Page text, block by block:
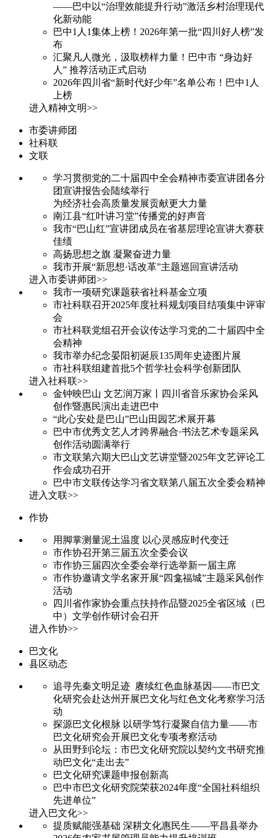
——巴中以“治理效能提升行动”激活乡村治理现代
化新动能
巴中1人1集体上榜！2026年第一批“四川好人榜”发
布
汇聚凡人微光，汲取榜样力量！巴中市 “身边好
人” 推荐活动正式启动
2026年四川省“新时代好少年”名单公布！巴中1人
上榜
进入精神文明>>
市委讲师团
社科联
文联
学习贯彻党的二十届四中全会精神市委宣讲团各分
团宣讲报告会陆续举行
为经济社会高质量发展贡献更大力量
南江县“红叶讲习堂”传播党的好声音
我市“巴山红”宣讲团成员在省基层理论宣讲大赛获
佳绩
高扬思想之旗 凝聚奋进力量
我市开展“新思想·话改革”主题巡回宣讲活动
进入市委讲师团>>
我市一项研究课题获省社科基金立项
市社科联召开2025年度社科规划项目结项集中评审
会
市社科联党组召开会议传达学习党的二十届四中全
会精神
我市举办纪念晏阳初诞辰135周年史迹图片展
市社科联组建首批5个哲学社会科学创新团队
进入社科联>>
金钟映巴山 文艺润万家丨四川省音乐家协会采风
创作暨惠民演出走进巴中
“此心安处是巴山”巴山田园艺术展开幕
巴中市优秀文艺人才跨界融合·书法艺术专题采风
创作活动圆满举行
市文联第六期大巴山文艺讲堂暨2025年文艺评论工
作会成功召开
巴中市文联传达学习省文联第八届五次全委会精神
进入文联>>
作协
用脚掌测量泥土温度 以心灵感应时代变迁
市作协召开第三届五次全委会议
市作协三届四次全委会举行选举新一届主席
市作协邀请文学名家开展“四龛福城”主题采风创作
活动
四川省作家协会重点扶持作品暨2025全省区域（巴
中）文学创作研讨会召开
进入作协>>
巴文化
县区动态
追寻先秦文明足迹 赓续红色血脉基因——市巴文
化研究会赴达州开展巴文化与红色文化考察学习活
动
探源巴文化根脉 以研学笃行凝聚自信力量——市
巴文化研究会开展巴文化专项考察活动
从田野到论坛：市巴文化研究院以契约文书研究推
动巴文化“走出去”
巴文化研究课题申报创新高
巴中市巴文化研究院荣获2024年度“全国社科组织
先进单位”
进入巴文化>>
提质赋能强基础 深耕文化惠民生——平昌县举办